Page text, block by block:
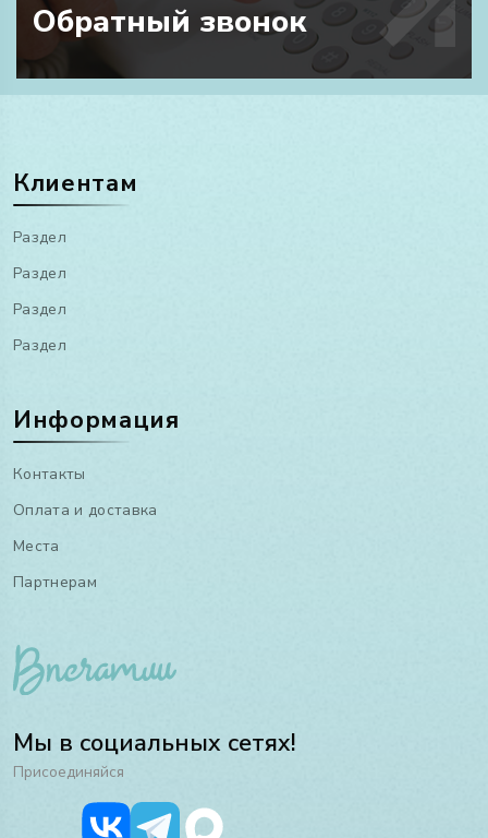
Обратный звонок
Клиентам
Раздел
Раздел
Раздел
Раздел
Информация
Контакты
Оплата и доставка
Места
Партнерам
Мы в социальных сетях!
Присоединяйся